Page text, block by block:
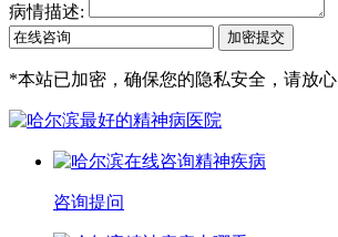
病情描述:
*本站已加密，确保您的隐私安全，请放心
咨询提问